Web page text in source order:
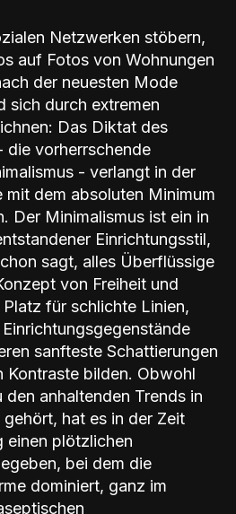
Netzwerken stöbern,
auf Fotos von Wohnungen
der neuesten Mode
sich durch extremen
Das Diktat des
die vorherrschende
- verlangt in der
mit dem absoluten Minimum
Der Minimalismus ist ein in
Einrichtungsstil,
sagt, alles Überflüssige
von Freiheit und
für schlichte Linien,
sanfteste Schattierungen
Kontraste bilden. Obwohl
den anhaltenden Trends in
hat es in der Zeit
einen plötzlichen
bei dem die
dominiert, ganz im